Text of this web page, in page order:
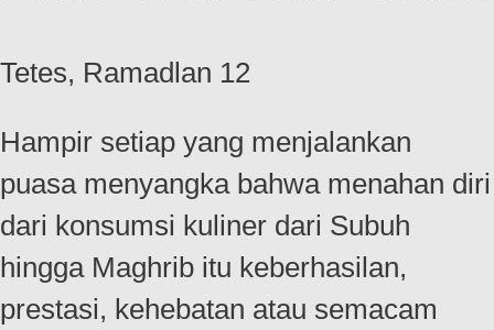
Tetes, Ramadlan 12
Hampir setiap yang menjalankan
puasa menyangka bahwa menahan diri
dari konsumsi kuliner dari Subuh
hingga Maghrib itu keberhasilan,
prestasi, kehebatan atau semacam